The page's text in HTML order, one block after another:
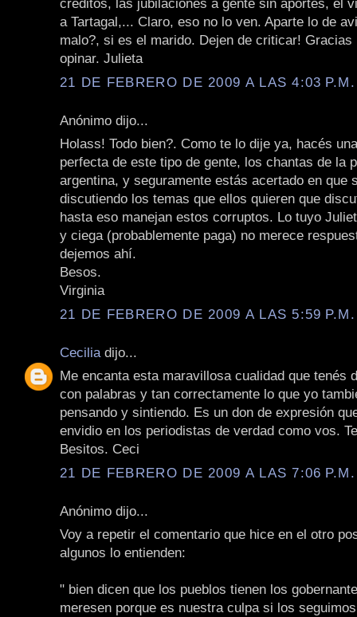
creditos, las jubilaciones a gente sin aportes, el
a Tartagal,... Claro, eso no lo ven. Aparte lo de
malo?, si es el marido. Dejen de criticar! Gracias
opinar. Julieta
21 DE FEBRERO DE 2009 A LAS 4:03 P.M.
Anónimo dijo...
Holass! Todo bien?. Como te lo dije ya, hacés
perfecta de este tipo de gente, los chantas de la
argentina, y seguramente estás acertado en que
discutiendo los temas que ellos quieren que
hasta eso manejan estos corruptos. Lo tuyo
y ciega (probablemente paga) no merece
dejemos ahí.
Besos.
Virginia
21 DE FEBRERO DE 2009 A LAS 5:59 P.M.
Cecilia dijo...
Me encanta esta maravillosa cualidad que tenés
con palabras y tan correctamente lo que yo
pensando y sintiendo. Es un don de expresión
envidio en los periodistas de verdad como vos.
Besitos. Ceci
21 DE FEBRERO DE 2009 A LAS 7:06 P.M.
Anónimo dijo...
Voy a repetir el comentario que hice en el otro
algunos lo entienden:
" bien dicen que los pueblos tienen los
meresen porque es nuestra culpa si los